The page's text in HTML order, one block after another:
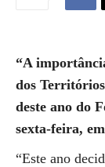
“A
dos
deste ano do
sexta-feira,
“Este ano